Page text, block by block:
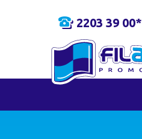
2203 39 00*